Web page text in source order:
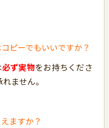
ピーでもいいですか？
必ず実物をお持ちくださ
ません。
ますか？